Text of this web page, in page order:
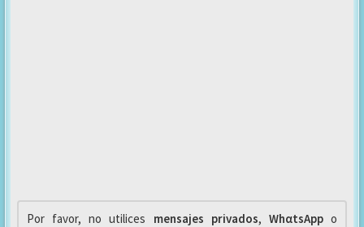
Por favor, no utilices mensajes privados, WhαtsAppo